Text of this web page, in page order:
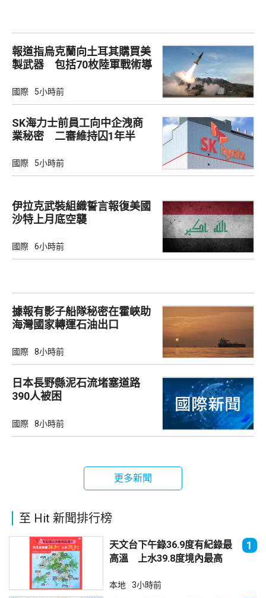
報道指烏克蘭向土耳其購買美
製武器 包括70枚陸軍戰術導
國際 5小時前
SK海力士前員工向中企洩商
業秘密 二審維持囚1年半
國際 5小時前
伊拉克武裝組織誓言報復美國
沙特上月底空襲
國際 6小時前
據報有影子船隊秘密在霍峽助
海灣國家轉運石油出口
國際 8小時前
日本長野縣泥石流堵塞道路
390人被困
國際 8小時前
更多新聞
至 Hit 新聞排行榜
天文台下午錄36.9度有紀錄最
高溫 上水39.8度境內最高
1
本地 3小時前